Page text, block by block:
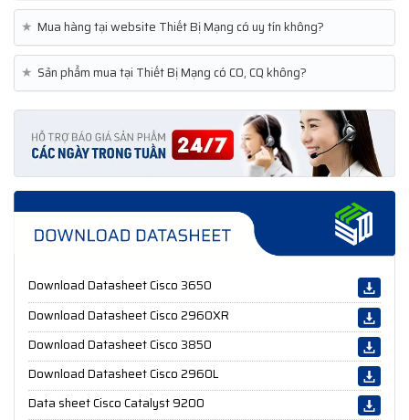
★ Mua hàng tại website Thiết Bị Mạng có uy tín không?
★ Sản phẩm mua tại Thiết Bị Mạng có CO, CQ không?
Download Datasheet Cisco 3650
Download Datasheet Cisco 2960XR
Download Datasheet Cisco 3850
Download Datasheet Cisco 2960L
Data sheet Cisco Catalyst 9200